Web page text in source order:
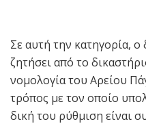
Σε αυτή την κατηγορία,
ζητήσει από το
νομολογία του Αρείου
τρόπος με τον οποίο
δική του ρύθμιση είναι